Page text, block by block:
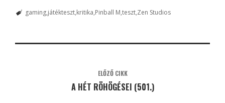
gaming játékteszt kritika Pinball M teszt Zen Studios
ELŐZŐ CIKK
A HÉT RÖHÖGÉSEI (501.)